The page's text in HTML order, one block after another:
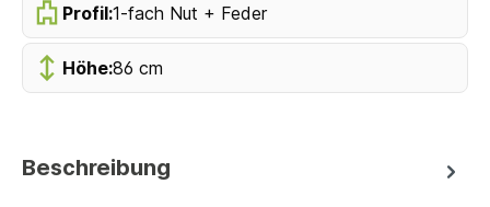
Profil:1-fach Nut + Feder
Höhe:86 cm
Beschreibung